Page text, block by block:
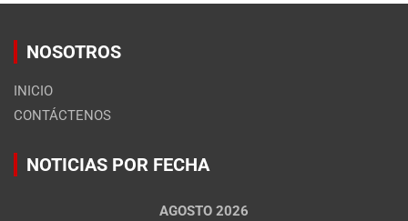
NOSOTROS
INICIO
CONTÁCTENOS
NOTICIAS POR FECHA
AGOSTO 2026